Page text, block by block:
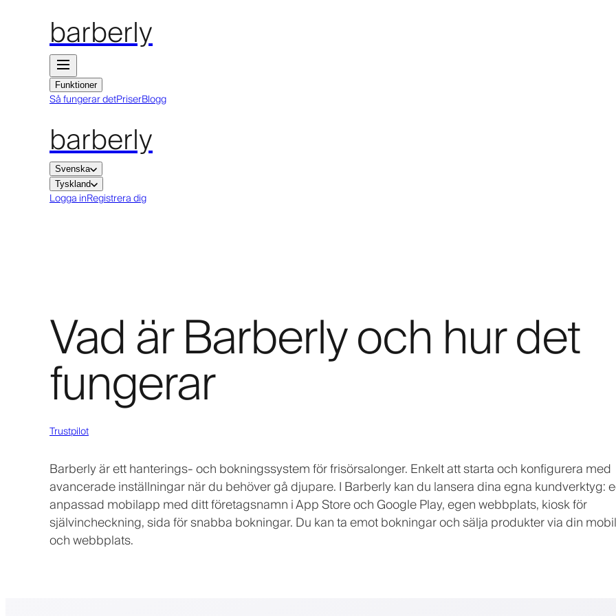
barberly
Funktioner
Så fungerar detPriserBlogg
barberly
Svenska
Tyskland
Logga inRegistrera dig
Vad är Barberly och hur det
fungerar
Trustpilot
Barberly är ett hanterings- och bokningssystem för frisörsalonger. Enkelt att starta och konfigurera med
avancerade inställningar när du behöver gå djupare. I Barberly kan du lansera dina egna kundverktyg:
anpassad mobilapp med ditt företagsnamn i App Store och Google Play, egen webbplats, kiosk för
självincheckning, sida för snabba bokningar. Du kan ta emot bokningar och sälja produkter via din
och webbplats.